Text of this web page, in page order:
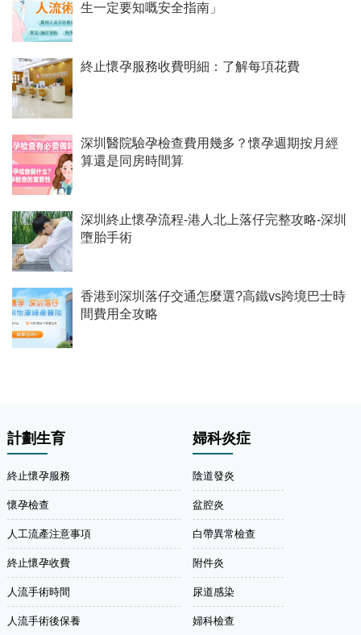
生一定要知嘅安全指南」
終止懷孕服務收費明細：了解每項花費
深圳醫院驗孕檢查費用幾多？懷孕週期按月經
算還是同房時間算
深圳終止懷孕流程-港人北上落仔完整攻略-深圳
墮胎手術
香港到深圳落仔交通怎麼選?高鐵vs跨境巴士時
間費用全攻略
計劃生育
終止懷孕服務
懷孕檢查
人工流產注意事項
終止懷孕收費
人流手術時間
人流手術後保養
婦科炎症
陰道發炎
盆腔炎
白帶異常檢查
附件炎
尿道感染
婦科檢查